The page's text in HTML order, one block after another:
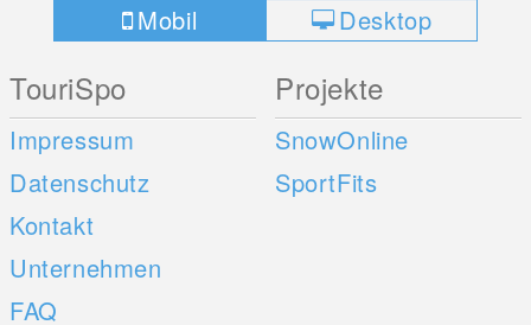
Mobil Desktop
TouriSpo
Impressum
Datenschutz
Kontakt
Unternehmen
FAQ
Projekte
SnowOnline
SportFits